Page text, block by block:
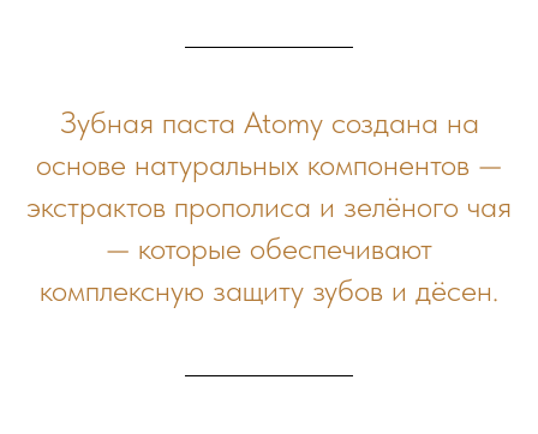
Зубная паста Atomy создана на
основе натуральных компонентов —
экстрактов прополиса и зелёного чая
— которые обеспечивают
комплексную защиту зубов и дёсен.